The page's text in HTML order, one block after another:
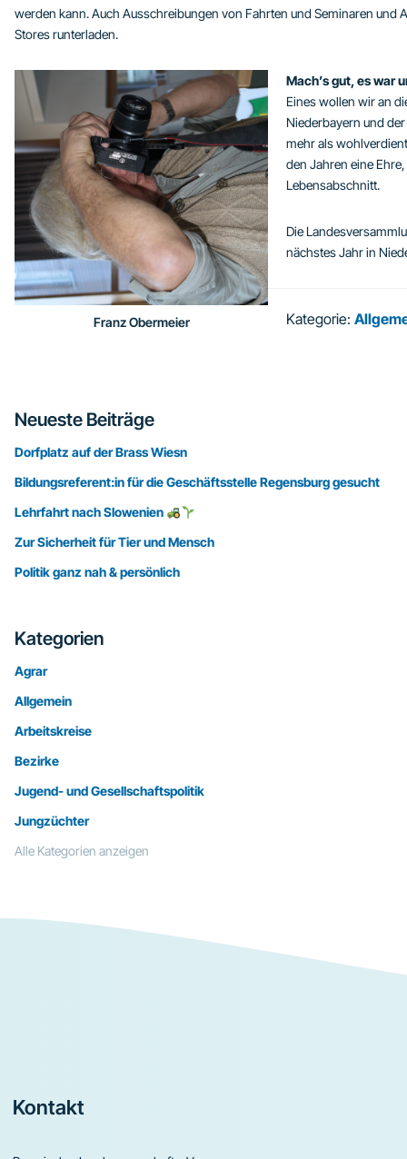
werden kann. Auch Ausschreibungen von Fahrten und Seminaren
Stores runterladen.
Franz Obermeier
Mach’s gut, es war
Eines wollen wir an
Niederbayern und
mehr als
den Jahren eine
Lebensabschnitt.
Die
nächstes Jahr in
Kategorie:
Seitenspalte
Neueste Beiträge
Dorfplatz auf der Brass Wiesn
Bildungsreferent:in für die Geschäftsstelle Regensburg gesucht
Lehrfahrt nach Slowenien
Zur Sicherheit für Tier und Mensch
Politik ganz nah & persönlich
Kategorien
Agrar
Allgemein
Arbeitskreise
Bezirke
Jugend- und Gesellschaftspolitik
Jungzüchter
Alle Kategorien anzeigen
Footer
Kontakt